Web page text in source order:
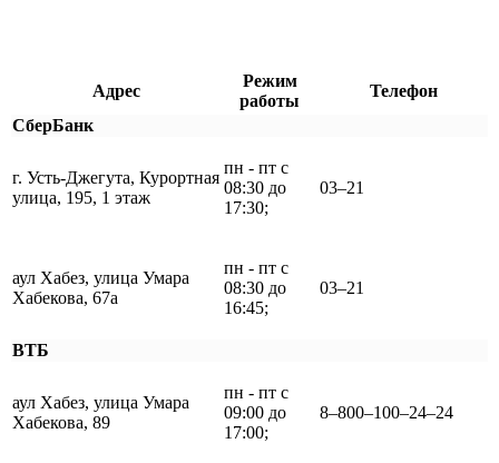
Адрес
Режим
работы
Телефон
СберБанк
г. Усть-Джегута, Курортная
улица, 195, 1 этаж
пн - пт с
08:30 до
17:30;
03‒21
аул Хабез, улица Умара
Хабекова, 67а
пн - пт с
08:30 до
16:45;
03‒21
ВТБ
аул Хабез, улица Умара
Хабекова, 89
пн - пт с
09:00 до
17:00;
8‒800‒100‒24‒24